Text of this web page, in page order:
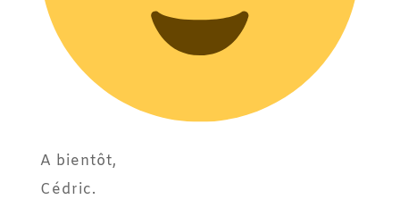
A bientôt,
Cédric.